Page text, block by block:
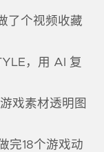
了个视频收藏
，用 AI 复
戏素材透明图
完18个游戏动